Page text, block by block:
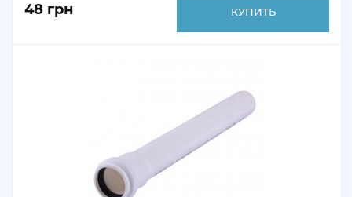
48 грн КУПИТЬ